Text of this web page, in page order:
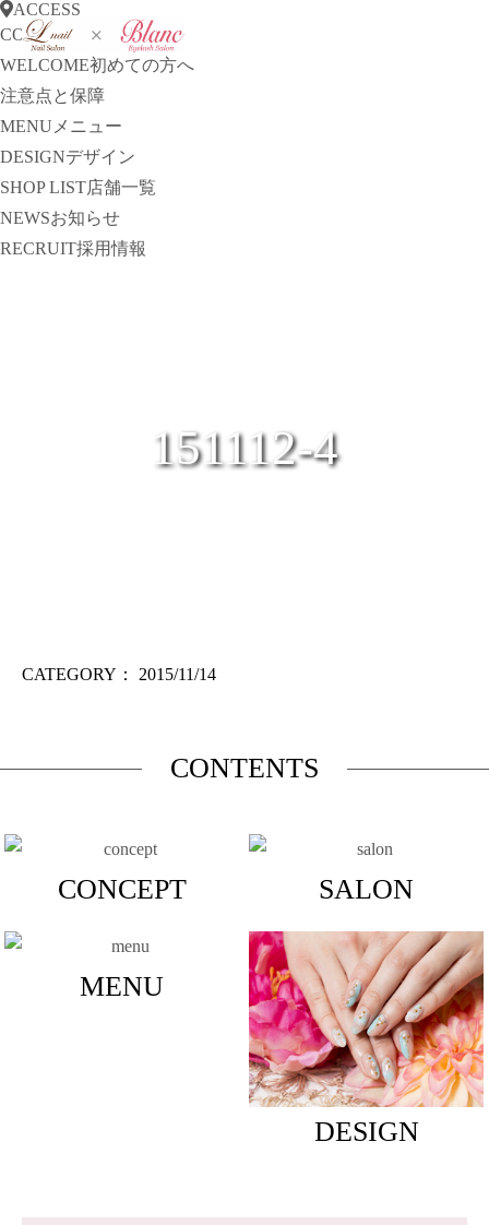
ACCESS
CONCEPT
コンセプト
WELCOME初めての方へ
注意点と保障
MENU メニュー
DESIGNデザイン
SHOP LIST店舗一覧
NEWSお知らせ
RECRUIT採用情報
151112-4
CATEGORY： 2015/11/14
CONTENTS
CONCEPT SALON
MENU
DESIGN